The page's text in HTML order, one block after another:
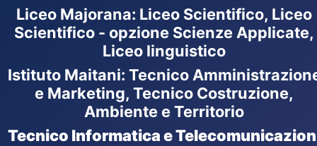
Liceo Majorana: Liceo Scientifico, Liceo
Scientifico - opzione Scienze Applicate,
Liceo linguistico
Istituto Maitani: Tecnico
e Marketing, Tecnico Costruzione,
Ambiente e Territorio
Tecnico Informatica e